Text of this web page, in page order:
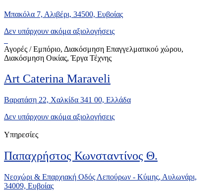
Μπακόλα 7, Αλιβέρι, 34500, Ευβοίας
Δεν υπάρχουν ακόμα αξιολογήσεις
Αγορές / Εμπόριο, Διακόσμηση Επαγγελματικού χώρου,
Διακόσμηση Οικίας, Έργα Τέχνης
Art Caterina Maraveli
Βαρατάση 22, Χαλκίδα 341 00, Ελλάδα
Δεν υπάρχουν ακόμα αξιολογήσεις
Υπηρεσίες
Παπαχρήστος Κωνσταντίνος Θ.
Νεοχώρι & Επαρχιακή Οδός Λεπούρων - Κύμης, Αυλωνάρι,
34009, Ευβοίας